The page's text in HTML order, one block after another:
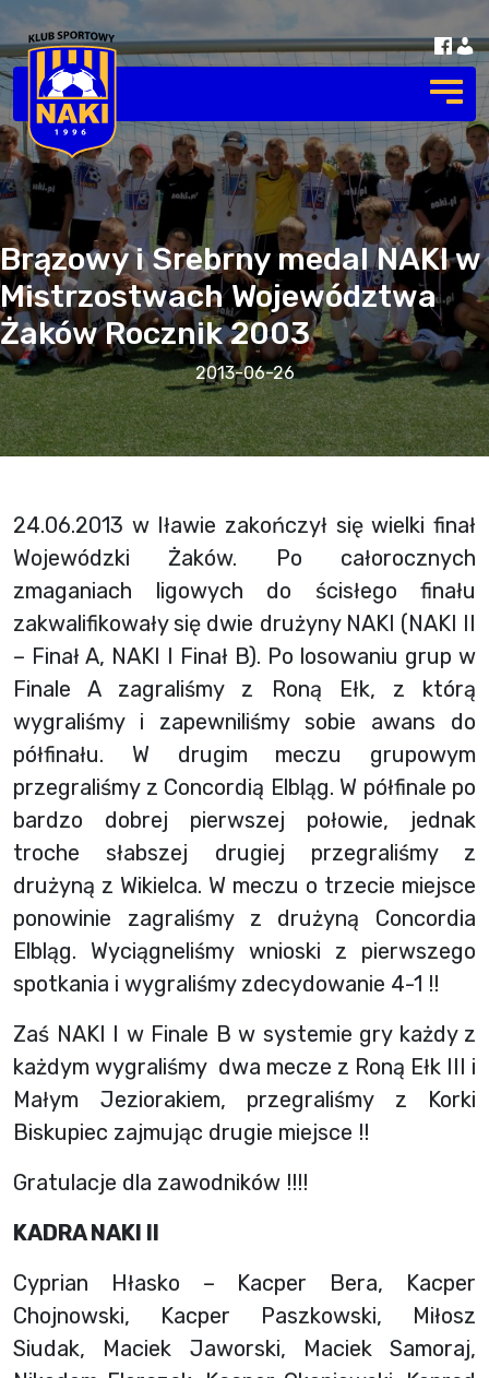
Brązowy i Srebrny medal NAKI w
Mistrzostwach Województwa
Żaków Rocznik 2003
2013-06-26
24.06.2013 w Iławie zakończył się wielki finał
Wojewódzki Żaków. Po całorocznych
zmaganiach ligowych do ścisłego finału
zakwalifikowały się dwie drużyny NAKI (NAKI II
– Finał A, NAKI I Finał B). Po losowaniu grup w
Finale A zagraliśmy z Roną Ełk, z którą
wygraliśmy i zapewniliśmy sobie awans do
półfinału. W drugim meczu grupowym
przegraliśmy z Concordią Elbląg. W półfinale po
bardzo dobrej pierwszej połowie, jednak
troche słabszej drugiej przegraliśmy z
drużyną z Wikielca. W meczu o trzecie miejsce
ponowinie zagraliśmy z drużyną Concordia
Elbląg. Wyciągneliśmy wnioski z pierwszego
spotkania i wygraliśmy zdecydowanie 4-1 !!
Zaś NAKI I w Finale B w systemie gry każdy z
każdym wygraliśmy dwa mecze z Roną Ełk III i
Małym Jeziorakiem, przegraliśmy z Korki
Biskupiec zajmując drugie miejsce !!
Gratulacje dla zawodników !!!!
KADRA NAKI II
Cyprian Hłasko – Kacper Bera, Kacper
Chojnowski, Kacper Paszkowski, Miłosz
Siudak, Maciek Jaworski, Maciek Samoraj,